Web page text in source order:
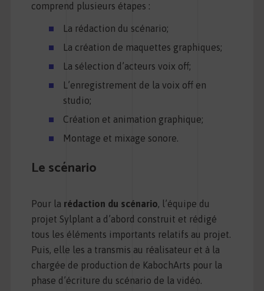
comprend plusieurs étapes :
La rédaction du scénario;
La création de maquettes graphiques;
La sélection d’acteurs voix off;
L’enregistrement de la voix off en
studio;
Création et animation graphique;
Montage et mixage sonore.
Le scénario
Pour la rédaction du scénario, l’équipe du
projet Sylplant a d’abord construit et rédigé
tous les éléments importants relatifs au projet.
Puis, elle les a transmis au réalisateur et à la
chargée de production de KabochArts pour la
phase d’écriture du scénario de la vidéo.